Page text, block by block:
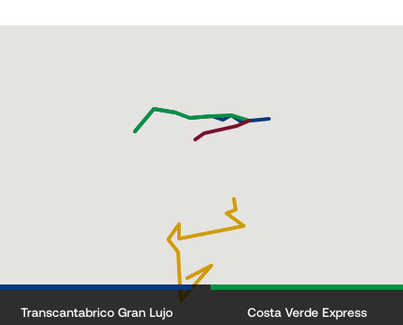
Transcantabrico Gran Lujo Costa Verde Express